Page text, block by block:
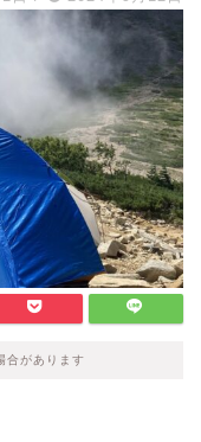
合があります